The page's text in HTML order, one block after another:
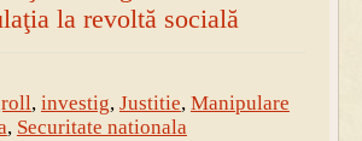
la revoltă socială
, investig, Justitie, Manipulare
, Securitate nationala